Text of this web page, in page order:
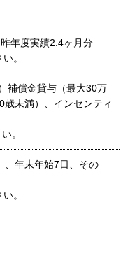
年度実績2.4ヶ月分
。
補償金貸与（最大30万
未満）、インセンティ
。
、年末年始7日、その
。